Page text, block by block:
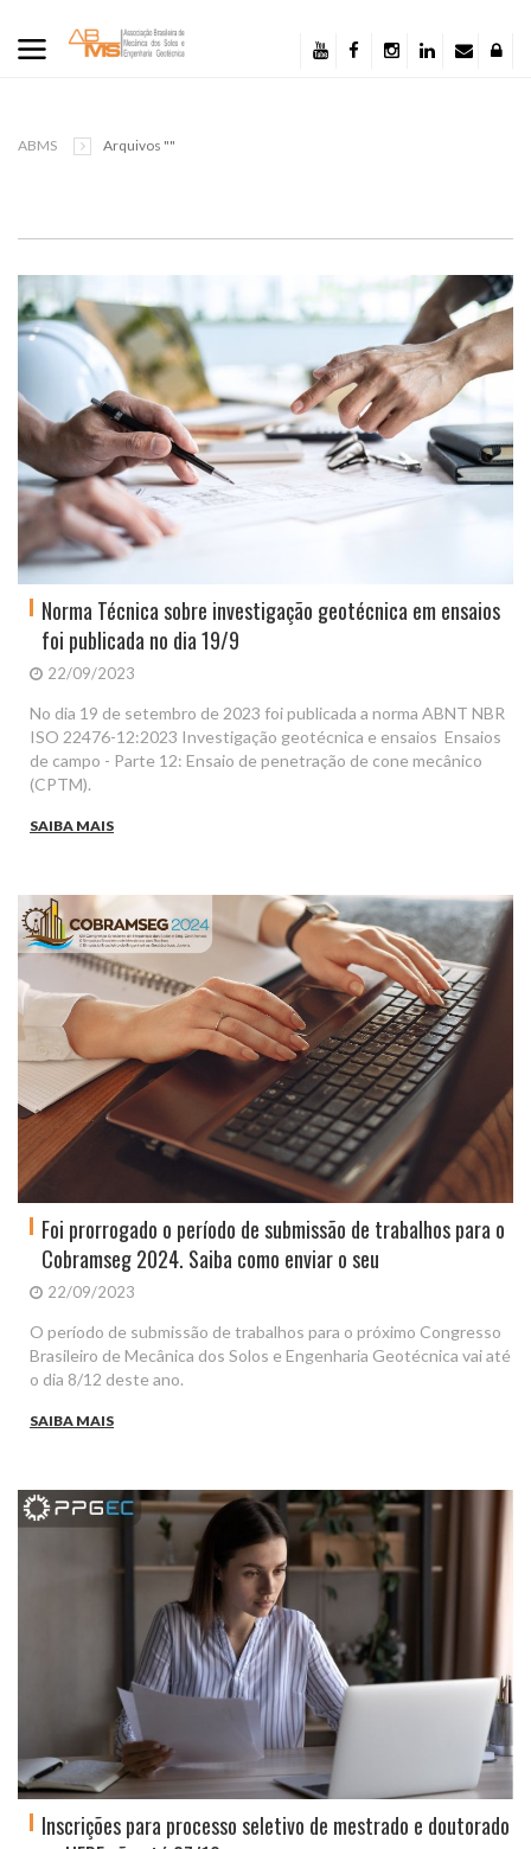
ABMS Arquivos ""
Norma Técnica sobre investigação geotécnica em ensaios
foi publicada no dia 19/9
22/09/2023
No dia 19 de setembro de 2023 foi publicada a norma ABNT NBR
ISO 22476-12:2023 Investigação geotécnica e ensaios  Ensaios
de campo - Parte 12: Ensaio de penetração de cone mecânico
(CPTM).
SAIBA MAIS
Foi prorrogado o período de submissão de trabalhos para o
Cobramseg 2024. Saiba como enviar o seu
22/09/2023
O período de submissão de trabalhos para o próximo Congresso
Brasileiro de Mecânica dos Solos e Engenharia Geotécnica vai até
o dia 8/12 deste ano.
SAIBA MAIS
Inscrições para processo seletivo de mestrado e doutorado